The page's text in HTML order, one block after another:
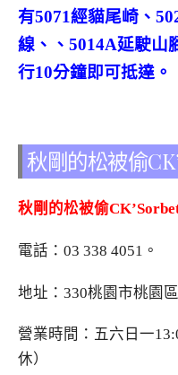
有5071經貓尾崎、
線、、5014A延駛山
行10分鐘即可抵達。
秋剛的松被偷
秋剛的松被偷
電話： 03 338 4051 。
地址： 330桃園市桃園
營業時間：五六日一
休）